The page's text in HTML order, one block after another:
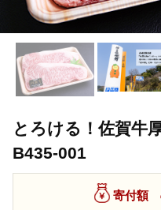
とろける！佐賀牛
B435-001
寄付額